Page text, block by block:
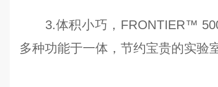
3.体积小巧，FRONTIER™
多种功能于一体，节约宝贵的实验